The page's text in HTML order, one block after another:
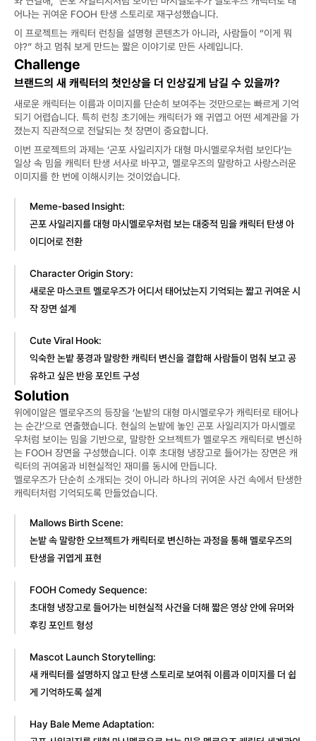
어나는 귀여운 FOOH 탄생 스토리로 재구성했습니다.
이 프로젝트는 캐릭터 런칭을 설명형 콘텐츠가 아니라, 사람들이 “이게 뭐
야?” 하고 멈춰 보게 만드는 짧은 이야기로 만든 사례입니다.
Challenge
브랜드의 새 캐릭터의 첫인상을 더 인상깊게 남길 수 있을까?
새로운 캐릭터는 이름과 이미지를 단순히 보여주는 것만으로는 빠르게 기억
되기 어렵습니다. 특히 런칭 초기에는 캐릭터가 왜 귀엽고 어떤 세계관을 가
졌는지 직관적으로 전달되는 첫 장면이 중요합니다.
이번 프로젝트의 과제는 ‘곤포 사일리지가 대형 마시멜로우처럼 보인다’는
일상 속 밈을 캐릭터 탄생 서사로 바꾸고, 멜로우즈의 말랑하고 사랑스러운
이미지를 한 번에 이해시키는 것이었습니다.
Meme-based Insight:
곤포 사일리지를 대형 마시멜로우처럼 보는 대중적 밈을 캐릭터 탄생 아
이디어로 전환
Character Origin Story:
새로운 마스코트 멜로우즈가 어디서 태어났는지 기억되는 짧고 귀여운 시
작 장면 설계
Cute Viral Hook:
익숙한 논밭 풍경과 말랑한 캐릭터 변신을 결합해 사람들이 멈춰 보고 공
유하고 싶은 반응 포인트 구성
Solution
위에이알은 멜로우즈의 등장을 ‘논밭의 대형 마시멜로우가 캐릭터로 태어나
는 순간’으로 연출했습니다. 현실의 논밭에 놓인 곤포 사일리지가 마시멜로
우처럼 보이는 밈을 기반으로, 말랑한 오브젝트가 멜로우즈 캐릭터로 변신하
는 FOOH 장면을 구성했습니다. 이후 초대형 냉장고로 들어가는 장면은 캐
릭터의 귀여움과 비현실적인 재미를 동시에 만듭니다.
멜로우즈가 단순히 소개되는 것이 아니라 하나의 귀여운 사건 속에서 탄생한
캐릭터처럼 기억되도록 만들었습니다.
Mallows Birth Scene:
논밭 속 말랑한 오브젝트가 캐릭터로 변신하는 과정을 통해 멜로우즈의
탄생을 귀엽게 표현
FOOH Comedy Sequence:
초대형 냉장고로 들어가는 비현실적 사건을 더해 짧은 영상 안에 유머와
후킹 포인트 형성
Mascot Launch Storytelling:
새 캐릭터를 설명하지 않고 탄생 스토리로 보여줘 이름과 이미지를 더 쉽
게 기억하도록 설계
Hay Bale Meme Adaptation: